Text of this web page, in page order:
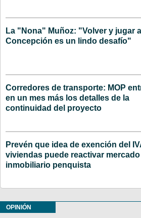
La "Nona" Muñoz: "Volver y jugar
Concepción es un lindo desafío"
Corredores de transporte: MOP
en un mes más los detalles de la
continuidad del proyecto
Prevén que idea de exención del
viviendas puede reactivar mercado
inmobiliario penquista
OPINIÓN